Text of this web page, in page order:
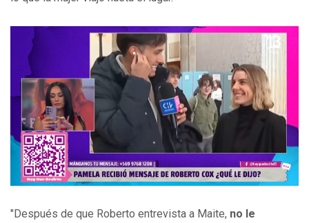
"Después de que Roberto entrevista a Maite, no le